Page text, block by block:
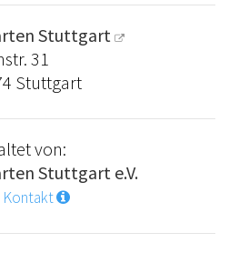
Stuttgart
31
Stuttgart
von:
Stuttgart e.V.
Kontakt